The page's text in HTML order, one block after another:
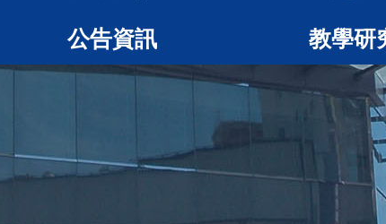
公告資訊 教學研